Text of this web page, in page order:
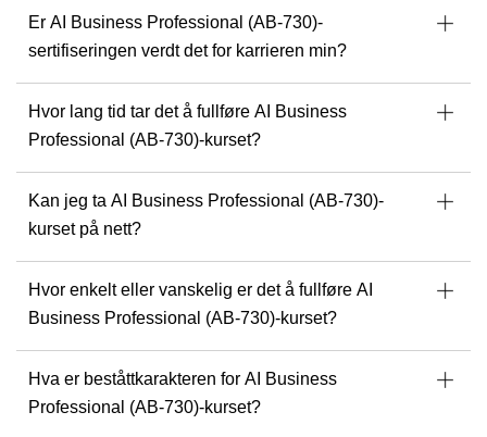
Er AI Business Professional (AB-730)-
sertifiseringen verdt det for karrieren min?
Hvor lang tid tar det å fullføre AI Business
Professional (AB-730)-kurset?
Kan jeg ta AI Business Professional (AB-730)-
kurset på nett?
Hvor enkelt eller vanskelig er det å fullføre AI
Business Professional (AB-730)-kurset?
Hva er beståttkarakteren for AI Business
Professional (AB-730)-kurset?